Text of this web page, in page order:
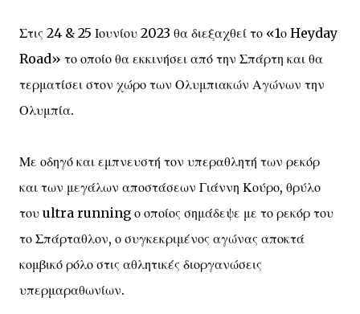
Στις 24 & 25 Ιουνίου 2023 θα διεξαχθεί το «1ο Heyday
Road» το οποίο θα εκκινήσει από την Σπάρτη και θα
τερματίσει στον χώρο των Ολυμπιακών Αγώνων την
Ολυμπία.
Με οδηγό και εμπνευστή τον υπεραθλητή των ρεκόρ
και των μεγάλων αποστάσεων Γιάννη Κούρο, θρύλο
του ultra running ο οποίος σημάδεψε με το ρεκόρ του
το Σπάρταθλον, ο συγκεκριμένος αγώνας αποκτά
κομβικό ρόλο στις αθλητικές διοργανώσεις
υπερμαραθωνίων.